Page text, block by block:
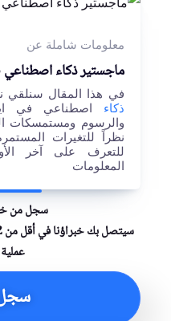
معلومات شاملة عن
ماجستير ذكاء اصطناعي
في هذا المقال
ذكاء اصطناعي في
والرسوم ومستمسكات
نظراً للتغيرات
للتعرف على آخر
المعلومات
سجل من